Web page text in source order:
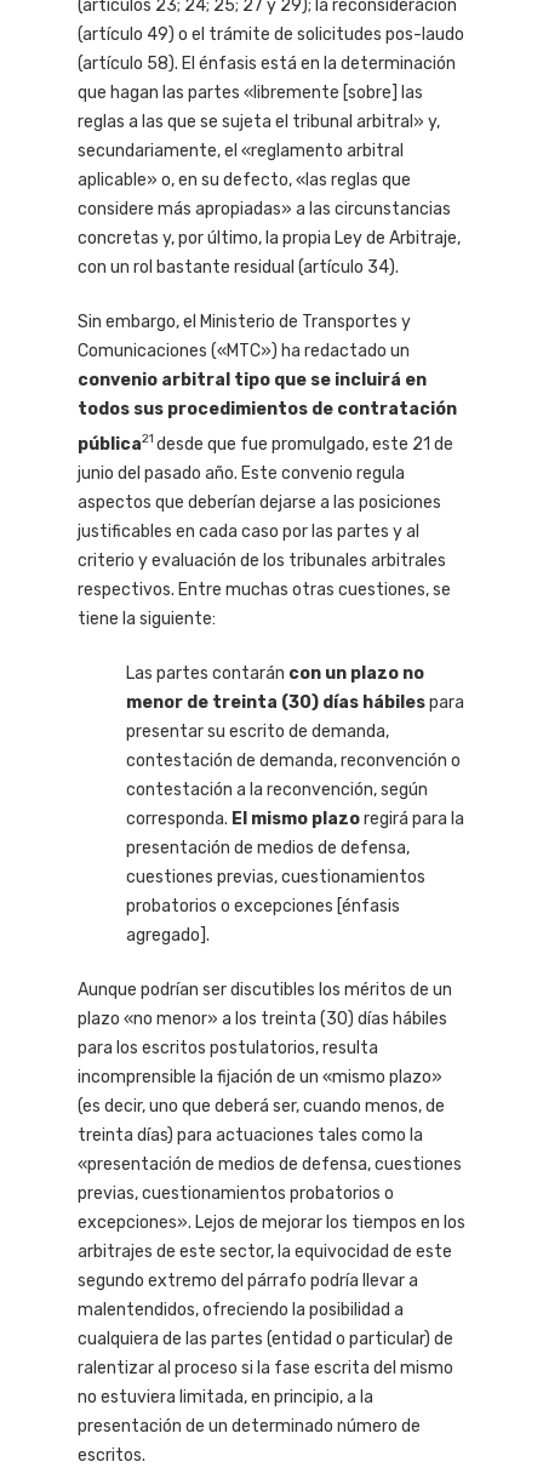
(artículos 23; 24; 25; 27 y 29); la reconsideración
(artículo 49) o el trámite de solicitudes pos-laudo
(artículo 58). El énfasis está en la determinación
que hagan las partes «libremente [sobre] las
reglas a las que se sujeta el tribunal arbitral» y,
secundariamente, el «reglamento arbitral
aplicable» o, en su defecto, «las reglas que
considere más apropiadas» a las circunstancias
concretas y, por último, la propia Ley de Arbitraje,
con un rol bastante residual (artículo 34).
Sin embargo, el Ministerio de Transportes y
Comunicaciones («MTC») ha redactado un
convenio arbitral tipo que se incluirá en
todos sus procedimientos de contratación
pública21 desde que fue promulgado, este 21 de
junio del pasado año. Este convenio regula
aspectos que deberían dejarse a las posiciones
justificables en cada caso por las partes y al
criterio y evaluación de los tribunales arbitrales
respectivos. Entre muchas otras cuestiones, se
tiene la siguiente:
Las partes contarán con un plazo no
menor de treinta (30) días hábilespara
presentar su escrito de demanda,
contestación de demanda, reconvención o
contestación a la reconvención, según
corresponda. El mismo plazoregirá para la
presentación de medios de defensa,
cuestiones previas, cuestionamientos
probatorios o excepciones [énfasis
agregado].
Aunque podrían ser discutibles los méritos de un
plazo «no menor» a los treinta (30) días hábiles
para los escritos postulatorios, resulta
incomprensible la fijación de un «mismo plazo»
(es decir, uno que deberá ser, cuando menos, de
treinta días) para actuaciones tales como la
«presentación de medios de defensa, cuestiones
previas, cuestionamientos probatorios o
excepciones». Lejos de mejorar los tiempos en los
arbitrajes de este sector, la equivocidad de este
segundo extremo del párrafo podría llevar a
malentendidos, ofreciendo la posibilidad a
cualquiera de las partes (entidad o particular) de
ralentizar al proceso si la fase escrita del mismo
no estuviera limitada, en principio, a la
presentación de un determinado número de
escritos.